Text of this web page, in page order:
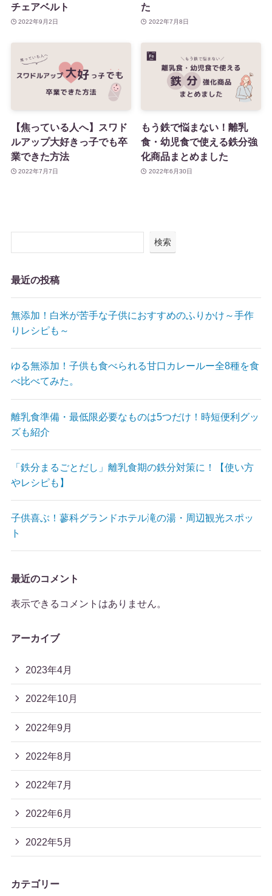
チェアベルト
2022年9月2日
た
2022年7月8日
【焦っている人へ】スワド
ルアップ大好きっ子でも卒
業できた方法
2022年7月7日
もう鉄で悩まない！離乳
食・幼児食で使える鉄分強
化商品まとめました
2022年6月30日
検索
最近の投稿
無添加！白米が苦手な子供におすすめのふりかけ～手作
りレシピも～
ゆる無添加！子供も食べられる甘口カレールー全8種を食
べ比べてみた。
離乳食準備・最低限必要なものは5つだけ！時短便利グッ
ズも紹介
「鉄分まるごとだし」離乳食期の鉄分対策に！【使い方
やレシピも】
子供喜ぶ！蓼科グランドホテル滝の湯・周辺観光スポッ
ト
最近のコメント
表示できるコメントはありません。
アーカイブ
2023年4月
2022年10月
2022年9月
2022年8月
2022年7月
2022年6月
2022年5月
カテゴリー